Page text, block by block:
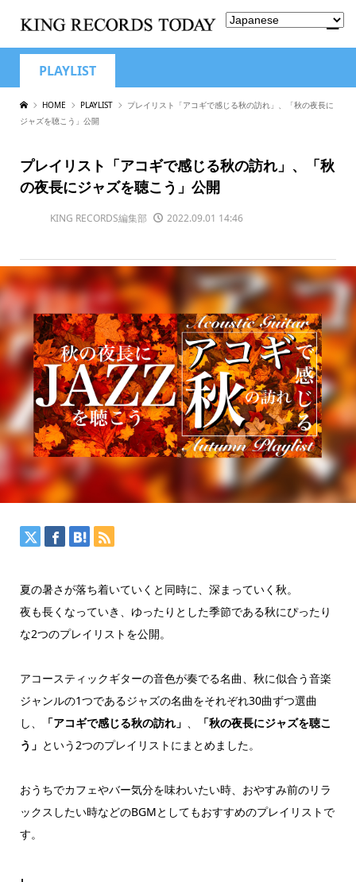
PLAYLIST
HOME PLAYLIST
プレイリスト「アコギで感じる秋の訪れ」、「秋の夜長に
ジャズを聴こう」公開
プレイリスト「アコギで感じる秋の訪れ」、「秋
の夜長にジャズを聴こう」公開
KING RECORDS編集部 2022.09.01 14:46
夏の暑さが落ち着いていくと同時に、深まっていく秋。
夜も長くなっていき、ゆったりとした季節である秋にぴったり
な2つのプレイリストを公開。
アコースティックギターの音色が奏でる名曲、秋に似合う音楽
ジャンルの1つであるジャズの名曲をそれぞれ30曲ずつ選曲
し、
「アコギで感じる秋の訪れ」 、
「秋の夜長にジャズを聴こ
う」 という2つのプレイリストにまとめました。
おうちでカフェやバー気分を味わいたい時、おやすみ前のリラ
ックスしたい時などのBGMとしてもおすすめのプレイリストで
す。